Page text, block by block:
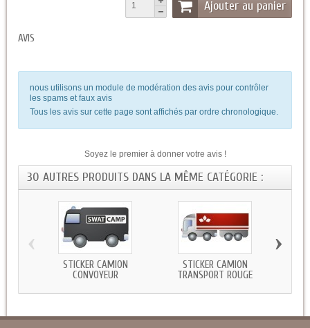
Ajouter au panier
AVIS
nous utilisons un module de modération des avis pour contrôler
les spams et faux avis
Tous les avis sur cette page sont affichés par ordre chronologique.
Soyez le premier à donner votre avis !
30 AUTRES PRODUITS DANS LA MÊME CATÉGORIE :
STICKER CAMION
CONVOYEUR
STICKER CAMION
TRANSPORT ROUGE
‹ ›